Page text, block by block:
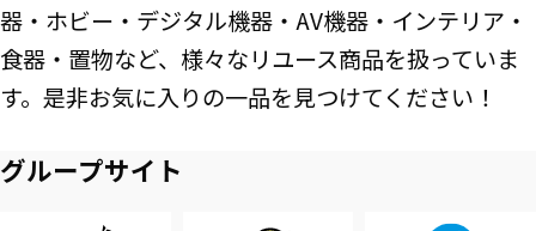
器・ホビー・デジタル機器・AV機器・インテリア・
食器・置物など、様々なリユース商品を扱っていま
す。是非お気に入りの一品を見つけてください！
グループサイト